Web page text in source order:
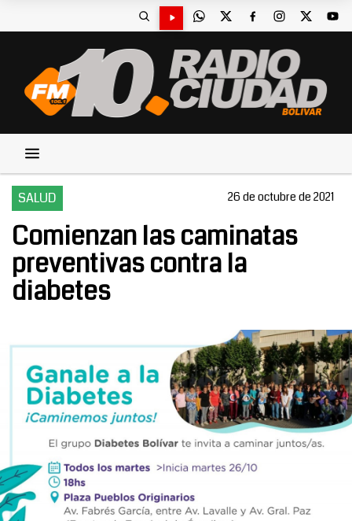
SALUD 26 de octubre de 2021
Comienzan las caminatas
preventivas contra la
diabetes